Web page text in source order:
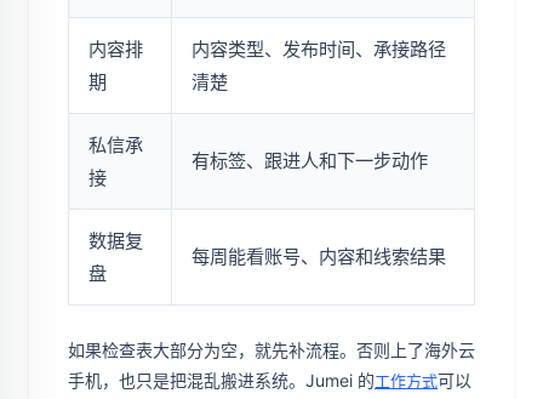
内容排
期
内容类型、发布时间、承接路径
清楚
私信承
接
有标签、跟进人和下一步动作
数据复
盘
每周能看账号、内容和线索结果
如果检查表大部分为空，就先补流程。否则上了海外云
手机，也只是把混乱搬进系统。Jumei 的工作方式可以